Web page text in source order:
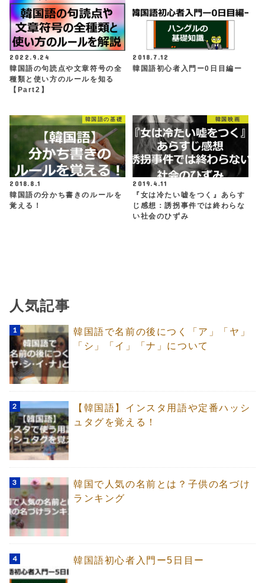
2022.9.24
韓国語の句読点や文章符号の全
種類と使い方のルールを知る
【Part2】
2018.7.12
韓国語初心者入門ー0日目編ー
韓国語の基礎
2018.8.1
韓国語の分かち書きのルールを
覚える！
韓国映画
2019.4.11
『女は冷たい嘘をつく』あらす
じ感想：誘拐事件では終わらな
い社会のひずみ
人気記事
韓国語で名前の後につく「ア」「ヤ」
「シ」「イ」「ナ」について
【韓国語】インスタ用語や定番ハッシ
ュタグを覚える！
韓国で人気の名前とは？子供の名づけ
ランキング
韓国語初心者入門ー5日目ー